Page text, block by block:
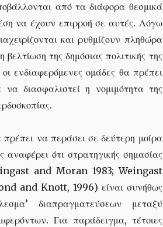
από τα διάφορα θεσμικά
να έχουν επιρροή σε αυτές. Λόγω
και ρυθμίζουν πληθώρα
της δημόσιας πολιτικής της
ενδιαφερόμενες ομάδες θα πρέπει
διασφαλιστεί η νομιμότητα της
να περάσει σε δεύτερη μοίρα
αναφέρει ότι στρατηγικής σημασίας
and Moran 1983; Weingast
and Knott, 1996) είναι συνήθως
διαπραγματεύσεων μεταξύ
Για παράδειγμα, τέτοιες